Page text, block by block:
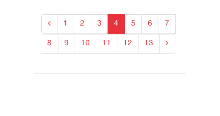
1 2 3 4 5 6 7
8 9 10 11 12 13